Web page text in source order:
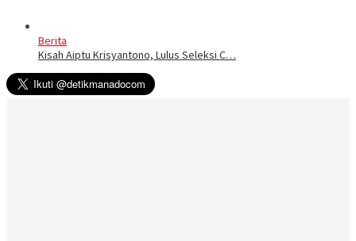
Berita
Kisah Aiptu Krisyantono, Lulus Seleksi C…